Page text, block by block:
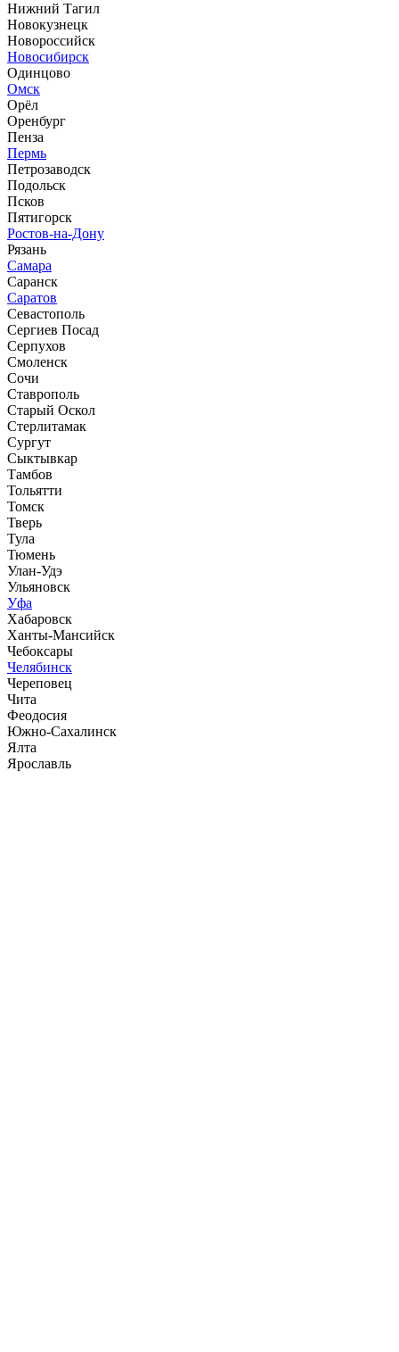
Нижний Тагил
Новокузнецк
Новороссийск
Новосибирск
Одинцово
Омск
Орёл
Оренбург
Пенза
Пермь
Петрозаводск
Подольск
Псков
Пятигорск
Ростов-на-Дону
Рязань
Самара
Саранск
Саратов
Севастополь
Сергиев Посад
Серпухов
Смоленск
Сочи
Ставрополь
Старый Оскол
Стерлитамак
Сургут
Сыктывкар
Тамбов
Тольятти
Томск
Тверь
Тула
Тюмень
Улан-Удэ
Ульяновск
Уфа
Хабаровск
Ханты-Мансийск
Чебоксары
Челябинск
Череповец
Чита
Феодосия
Южно-Сахалинск
Ялта
Ярославль